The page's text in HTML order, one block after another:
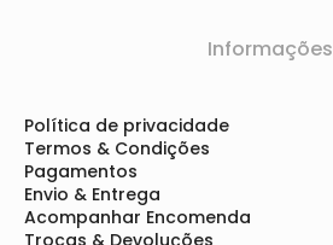
Informações
Política de privacidade
Termos & Condições
Pagamentos
Envio & Entrega
Acompanhar Encomenda